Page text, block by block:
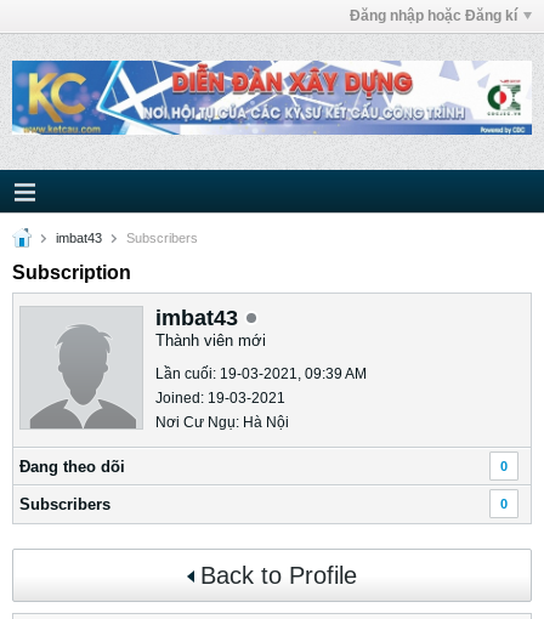
Đăng nhập hoặc Đăng kí
imbat43 Subscribers
Subscription
imbat43
Thành viên mới
Lần cuối: 19-03-2021, 09:39 AM
Joined: 19-03-2021
Nơi Cư Ngụ: Hà Nội
Ðang theo dõi 0
Subscribers 0
Back to Profile